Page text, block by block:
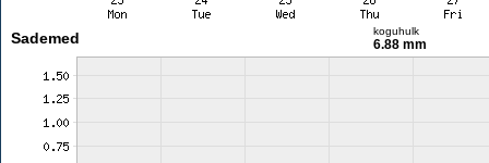
Sademed koguhulk
6.88 mm